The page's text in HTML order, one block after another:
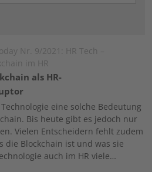
Nr. 9/2021: HR Tech –
im HR
als HR-
eine solche Bedeutung
Bis heute gibt es jedoch nur
Vielen Entscheidern fehlt zudem
die Blockchain ist und was sie
auch im HR viele…